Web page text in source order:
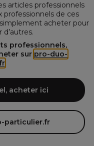
articles professionnels
professionnels de ces
acheter pour
professionnels,
sur pro-duo-
acheter ici
particulier.fr
vous proposons une
pour la coiffure et
de coiffure et instituts
également à tous ceux
de coiffure et de